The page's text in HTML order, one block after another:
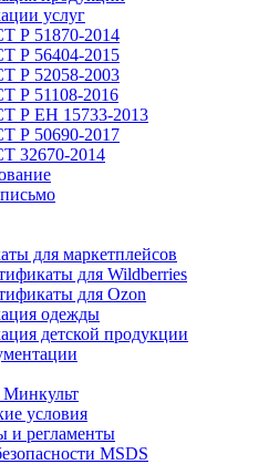
услуг
Р 51870-2014
Р 56404-2015
Р 52058-2003
Р 51108-2016
Р ЕН 15733-2013
Р 50690-2017
32670-2014
для маркетплейсов
для Wildberries
для Ozon
одежды
детской продукции
условия
и регламенты
MSDS